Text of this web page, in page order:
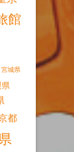
館
宮城県
県
都